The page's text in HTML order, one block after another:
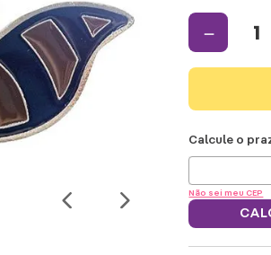
－
Não sei meu CEP